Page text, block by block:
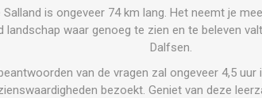
is ongeveer 74 km lang. Het neemt je
waar genoeg te zien en te beleven
Dalfsen.
van de vragen zal ongeveer 4,5
bezoekt. Geniet van deze